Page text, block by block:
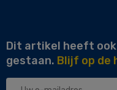
Dit artikel heeft
gestaan. Blijf op de
Uw